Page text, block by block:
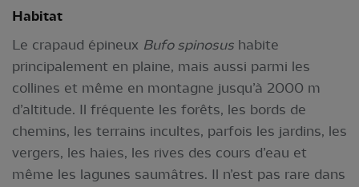
Habitat
Le crapaud épineux Bufo spinosus habite
principalement en plaine, mais aussi parmi les
collines et même en montagne jusqu’à 2000 m
d’altitude. Il fréquente les forêts, les bords de
chemins, les terrains incultes, parfois les jardins, les
vergers, les haies, les rives des cours d’eau et
même les lagunes saumâtres. Il n’est pas rare dans